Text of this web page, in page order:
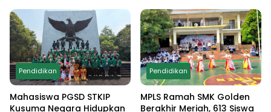
Pendidikan
Mahasiswa PGSD STKIP
Kusuma Negara Hidupkan
Pendidikan
MPLS Ramah SMK Golden
Berakhir Meriah, 613 Siswa